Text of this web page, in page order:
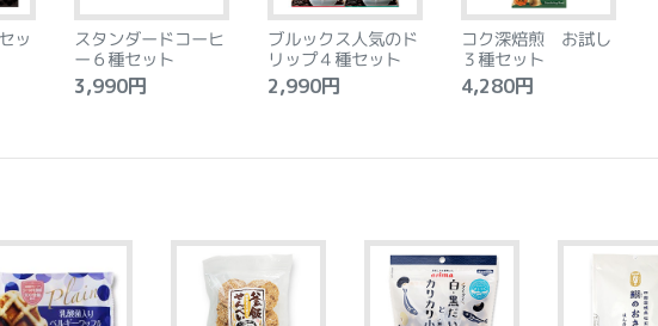
ッ スタンダードコーヒ
ー６種セット
3,990円
ブルックス人気のド
リップ４種セット
2,990円
コク深焙煎 お試し
３種セット
4,280円